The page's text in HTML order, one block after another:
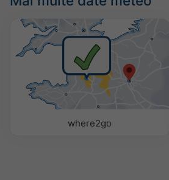
where2go